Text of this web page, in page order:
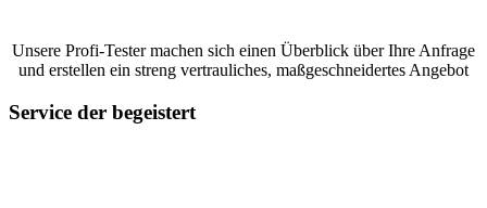
Unsere Profi-Tester machen sich einen Überblick über Ihre Anfrage
und erstellen ein streng vertrauliches, maßgeschneidertes Angebot
Service der begeistert